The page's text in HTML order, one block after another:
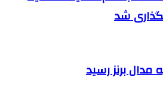
شد
مدال برنز رسید